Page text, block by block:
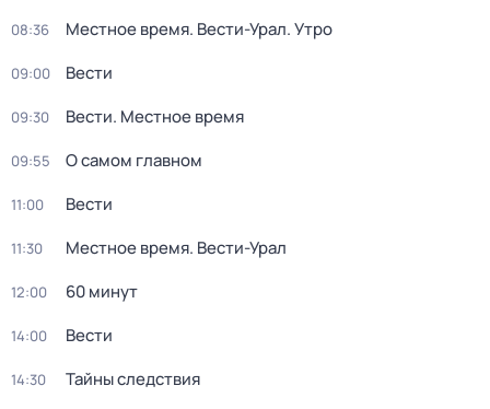
08:36 Местное время. Вести-Урал. Утро
09:00 Вести
09:30 Вести. Местное время
09:55 О самом главном
11:00 Вести
11:30 Местное время. Вести-Урал
12:00 60 минут
14:00 Вести
14:30 Тайны следствия